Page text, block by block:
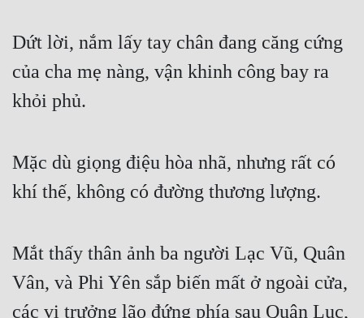
Dứt lời, nắm lấy tay chân đang căng cứng
của cha mẹ nàng, vận khinh công bay ra
khỏi phủ.
Mặc dù giọng điệu hòa nhã, nhưng rất có
khí thế, không có đường thương lượng.
Mắt thấy thân ảnh ba người Lạc Vũ, Quân
Vân, và Phi Yên sắp biến mất ở ngoài cửa,
các vị trưởng lão đứng phía sau Quân Lục,